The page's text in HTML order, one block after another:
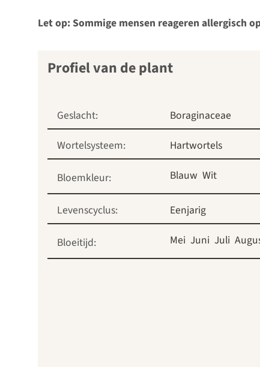
Let op: Sommige mensen reageren allergisch
Profiel van de plant
Geslacht:
Boraginaceae
Wortelsysteem:
Hartwortels
Bloemkleur: Blauw Wit
Levenscyclus: Eenjarig
Bloeitijd: Mei Juni Juli